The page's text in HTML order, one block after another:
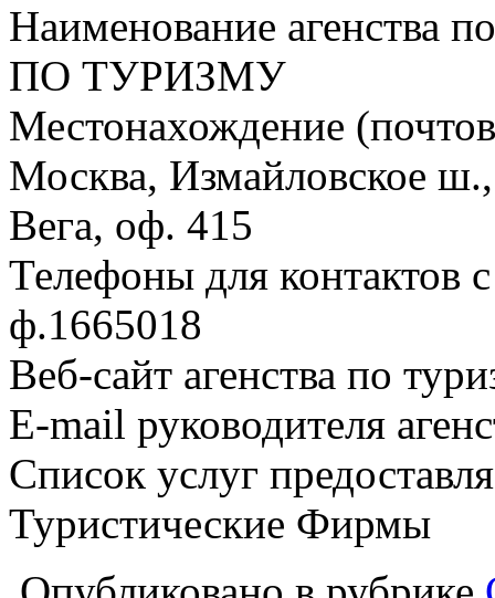
Наименование агенства
ПО ТУРИЗМУ
Местонахождение
Москва, Измайловское
Вега, оф. 415
Телефоны для контактов
ф.1665018
Веб-сайт агенства по
E-mail руководителя
Список услуг
Туристические Фирмы